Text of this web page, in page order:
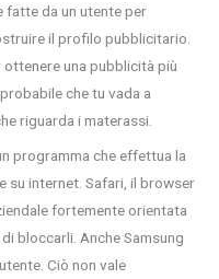
fatte da un utente per
il profilo pubblicitario.
una pubblicità più
che tu vada a
riguarda i materassi.
programma che effettua la
su internet. Safari, il browser
fortemente orientata
bloccarli. Anche Samsung
Ciò non vale